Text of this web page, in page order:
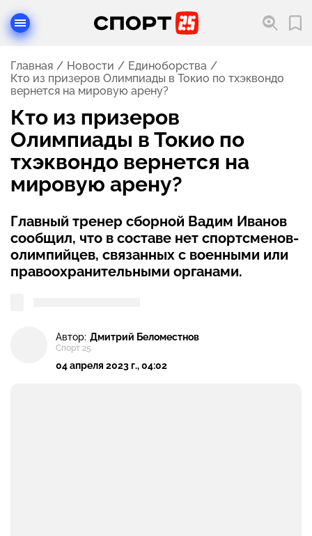
Главная Новости
Единоборства
Кто из призеров Олимпиады в Токио по тхэквондо
вернется на мировую арену?
Кто из призеров
Олимпиады в Токио по
тхэквондо вернется на
мировую арену?
Главный тренер сборной Вадим Иванов
сообщил, что в составе нет спортсменов-
олимпийцев, связанных с военными или
правоохранительными органами.
Автор: Дмитрий Беломестнов
Спорт 25
04 апреля 2023 г., 04:02